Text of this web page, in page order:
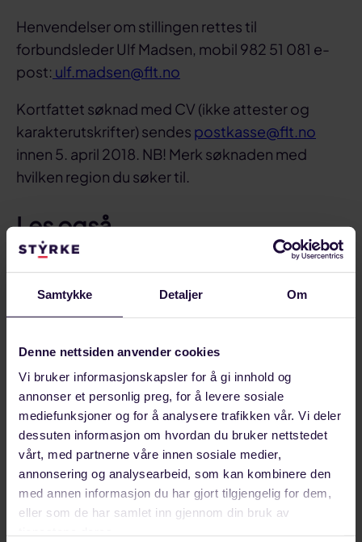
Samtykke Detaljer Om
Denne nettsiden anvender cookies
Vi bruker informasjonskapsler for å gi innhold og
annonser et personlig preg, for å levere sosiale
mediefunksjoner og for å analysere trafikken vår. Vi deler
dessuten informasjon om hvordan du bruker nettstedet
vårt, med partnerne våre innen sosiale medier,
annonsering og analysearbeid, som kan kombinere den
med annen informasjon du har gjort tilgjengelig for dem,
eller som de har samlet inn gjennom din bruk av
Henvendelser om stillingen rettes til
forbundsleder Ulf Madsen, mobil 982 51 081 e-
post: ulf.madsen@flt.no
Kortfattet søknad med CV (ikke attester og
karakterutskrifter) sendes postkasse@flt.no
innen 5. april 2018. NB! Merk søknaden med
hvilken region du søker til.
Les også
Mer informasjon om stillingene som
regionrådgiver og FLTs satsning
Del
på
facebook
Del
på
linkedin
Del
link
Sist oppdatert: 6. mars 2018
Relaterte artikler